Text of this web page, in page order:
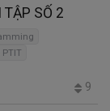
TẬP SỐ 2
PTIT
9